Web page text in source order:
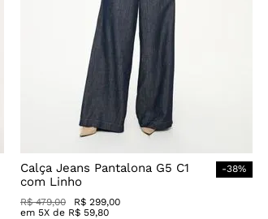
Calça Jeans Pantalona G5 C1
com Linho
-38%
R$ 479,00 R$ 299,00
em 5X de R$ 59,80